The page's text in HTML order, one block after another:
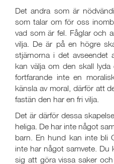
Det andra som är
som talar om för oss
vad som är fel. Fåglar och
vilja. De är på en högre
stjärnorna i det avseendet
kan välja om den skall
fortfarande inte en
känsla av moral, därför att
fastän den har en fri vilja.
Det är därför dessa
heliga. De har inte något
barn. En hund kan inte bli
inte har något samvete.
sig att göra vissa saker